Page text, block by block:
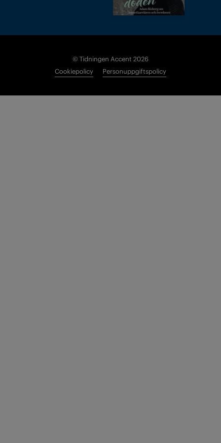
© Tidningen Accent 2026
Cookiepolicy
Personuppgiftspolicy